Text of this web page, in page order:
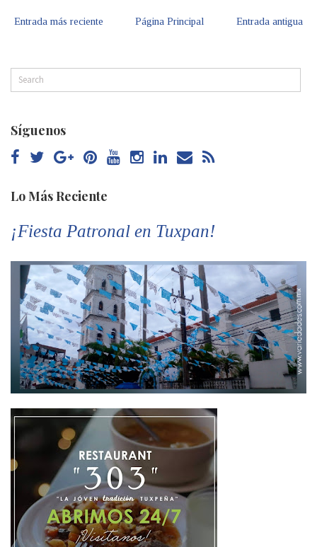
Entrada más reciente Entrada antigua
Página Principal
Síguenos
Lo Más Reciente
¡Fiesta Patronal en Tuxpan!